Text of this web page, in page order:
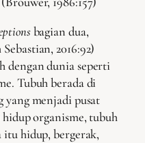
bagian dua,
2016:92)
dengan dunia seperti
Tubuh berada di
yang menjadi pusat
organisme, tubuh
hidup, bergerak,